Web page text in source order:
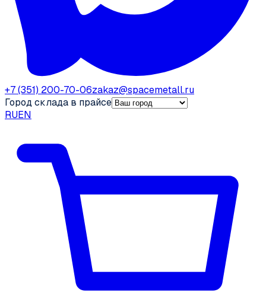
+7 (351) 200-70-06zakaz@spacemetall.ru
Город склада в прайсе
RUEN